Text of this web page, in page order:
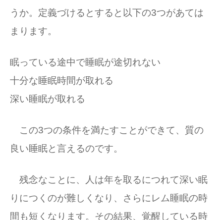
うか。定義づけるとすると以下の3つがあては
まります。
眠っている途中で睡眠が途切れない
十分な睡眠時間が取れる
深い睡眠が取れる
この3つの条件を満たすことができて、質の
良い睡眠と言えるのです。
残念なことに、人は年を取るにつれて深い眠
りにつくのが難しくなり、さらにレム睡眠の時
間も短くなります。その結果、覚醒している時